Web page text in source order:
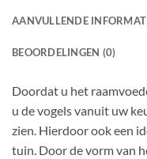
AANVULLENDE
BEOORDELINGEN (0)
Doordat u het
u de vogels vanuit uw
zien. Hierdoor ook een
tuin. Door de vorm van